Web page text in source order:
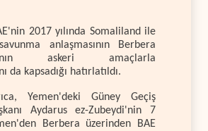
2017 yılında Somaliland ile
anlaşmasının Berbera
askeri amaçlarla
da kapsadığı hatırlatıldı.
Yemen'deki Güney Geçiş
Aydarus ez-Zubeydi'nin 7
Berbera üzerinden BAE